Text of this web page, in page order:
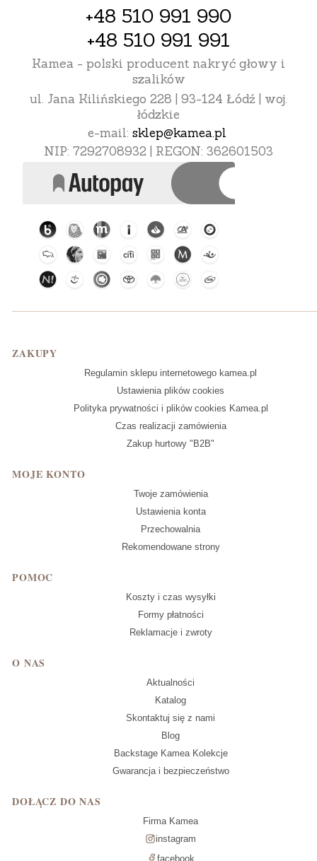
+48 510 991 990
+48 510 991 991
Kamea - polski producent nakryć głowy i
szalików
ul. Jana Kilińskiego 228 | 93-124 Łódź | woj.
łódzkie
e-mail: sklep@kamea.pl
NIP: 7292708932 | REGON: 362601503
Linki w stopce
ZAKUPY
Regulamin sklepu internetowego kamea.pl
Ustawienia plików cookies
Polityka prywatności i plików cookies Kamea.pl
Czas realizacji zamówienia
Zakup hurtowy "B2B"
MOJE KONTO
Twoje zamówienia
Ustawienia konta
Przechowalnia
Rekomendowane strony
POMOC
Koszty i czas wysyłki
Formy płatności
Reklamacje i zwroty
O NAS
Aktualności
Katalog
Skontaktuj się z nami
Blog
Backstage Kamea Kolekcje
Gwarancja i bezpieczeństwo
DOŁĄCZ DO NAS
Firma Kamea
instagram
facebook